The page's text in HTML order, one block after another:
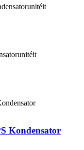
Kondensator